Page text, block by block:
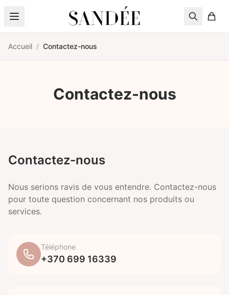
Aller au contenu
Accueil / Contactez-nous
Contactez-nous
Contactez-nous
Nous serions ravis de vous entendre. Contactez-nous
pour toute question concernant nos produits ou
services.
Téléphone
+370 699 16339